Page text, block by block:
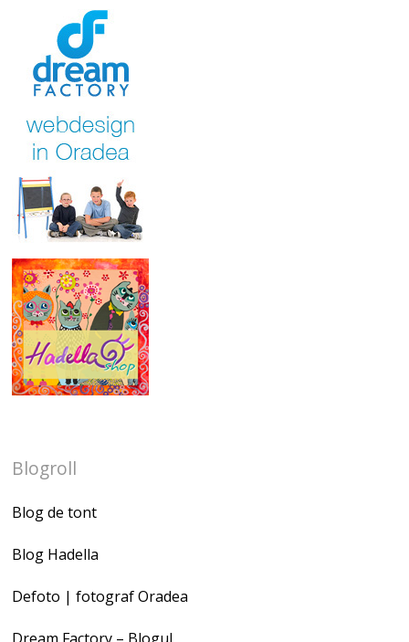
Blogroll
Blog de tont
Blog Hadella
Defoto | fotograf Oradea